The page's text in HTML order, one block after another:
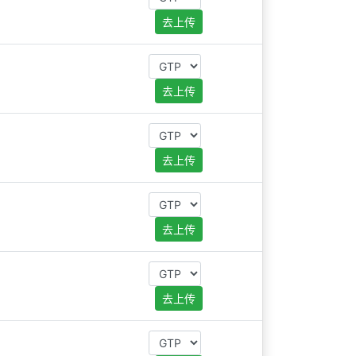
去上传
去上传
去上传
去上传
去上传